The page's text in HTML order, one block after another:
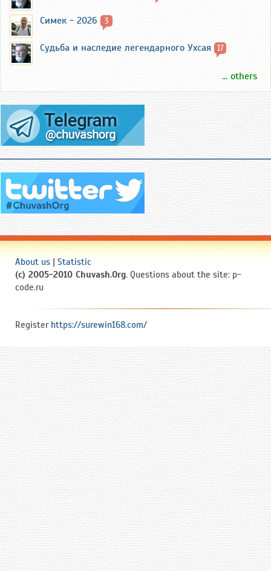
Симек - 2026 3
Судьба и наследие легендарного Ухсая 17
... others
About us | Statistic
(c) 2005-2010 Chuvash.Org. Questions about the site: p-
code.ru
Register https://surewin168.com/